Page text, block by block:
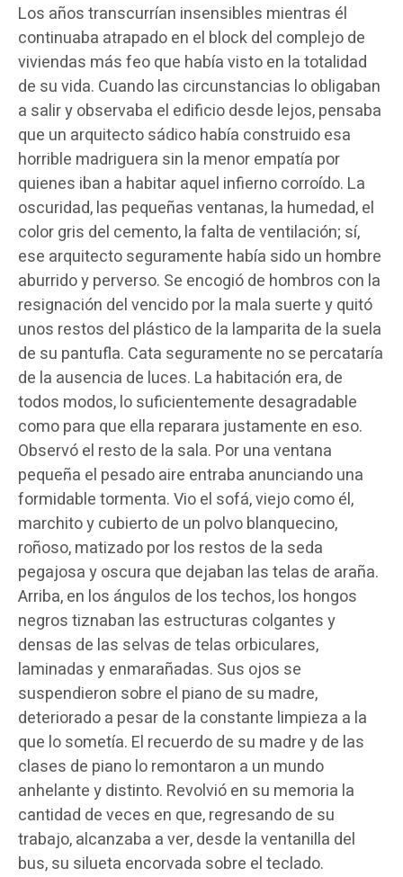
Los años transcurrían insensibles mientras él
continuaba atrapado en el block del complejo de
viviendas más feo que había visto en la totalidad
de su vida. Cuando las circunstancias lo obligaban
a salir y observaba el edificio desde lejos, pensaba
que un arquitecto sádico había construido esa
horrible madriguera sin la menor empatía por
quienes iban a habitar aquel infierno corroído. La
oscuridad, las pequeñas ventanas, la humedad, el
color gris del cemento, la falta de ventilación; sí,
ese arquitecto seguramente había sido un hombre
aburrido y perverso. Se encogió de hombros con la
resignación del vencido por la mala suerte y quitó
unos restos del plástico de la lamparita de la suela
de su pantufla. Cata seguramente no se percataría
de la ausencia de luces. La habitación era, de
todos modos, lo suficientemente desagradable
como para que ella reparara justamente en eso.
Observó el resto de la sala. Por una ventana
pequeña el pesado aire entraba anunciando una
formidable tormenta. Vio el sofá, viejo como él,
marchito y cubierto de un polvo blanquecino,
roñoso, matizado por los restos de la seda
pegajosa y oscura que dejaban las telas de araña.
Arriba, en los ángulos de los techos, los hongos
negros tiznaban las estructuras colgantes y
densas de las selvas de telas orbiculares,
laminadas y enmarañadas. Sus ojos se
suspendieron sobre el piano de su madre,
deteriorado a pesar de la constante limpieza a la
que lo sometía. El recuerdo de su madre y de las
clases de piano lo remontaron a un mundo
anhelante y distinto. Revolvió en su memoria la
cantidad de veces en que, regresando de su
trabajo, alcanzaba a ver, desde la ventanilla del
bus, su silueta encorvada sobre el teclado.